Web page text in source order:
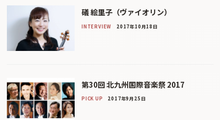
礒 絵里子（ヴァイオリン）
INTERVIEW 2017年10月18日
第30回 北九州国際音楽祭 2017
PICK UP 2017年9月25日